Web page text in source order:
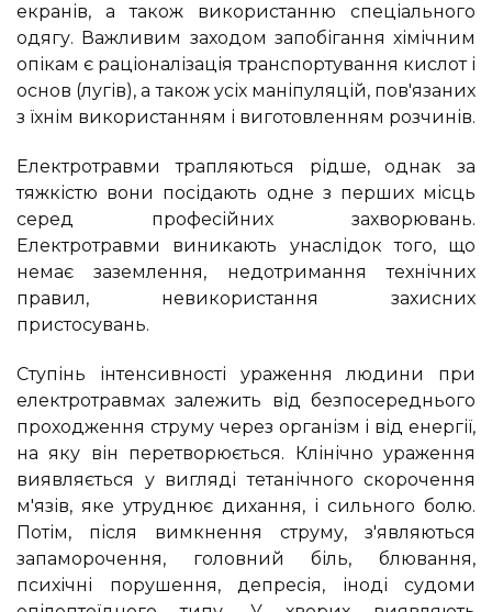
екранів, а також використанню спеціального
одягу. Важливим заходом запобігання хімічним
опікам є раціоналізація транспортування кислот і
основ (лугів), а також усіх маніпуляцій, пов'язаних
з їхнім використанням і виготовленням розчинів.
Електротравми трапляються рідше, однак за
тяжкістю вони посідають одне з перших місць
серед професійних захворювань.
Електротравми виникають унаслідок того, що
немає заземлення, недотримання технічних
правил, невикористання захисних
пристосувань.
Ступінь інтенсивності ураження людини при
електротравмах залежить від безпосереднього
проходження струму через організм і від енергії,
на яку він перетворюється. Клінічно ураження
виявляється у вигляді тетанічного скорочення
м'язів, яке утруднює дихання, і сильного болю.
Потім, після вимкнення струму, з'являються
запаморочення, головний біль, блювання,
психічні порушення, депресія, іноді судоми